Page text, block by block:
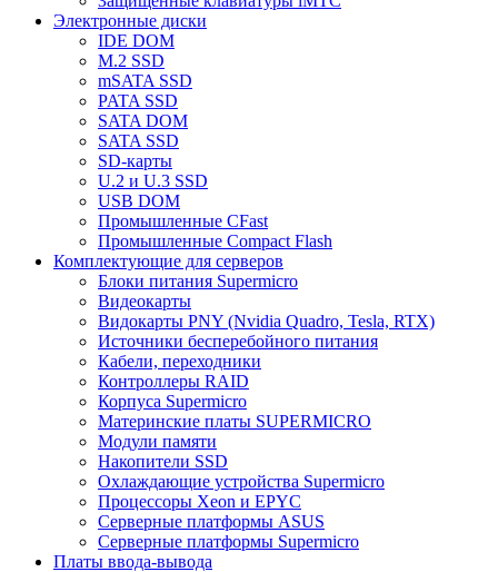
Электронные диски
IDE DOM
M.2 SSD
mSATA SSD
PATA SSD
SATA DOM
SATA SSD
SD-карты
U.2 и U.3 SSD
USB DOM
Промышленные CFast
Промышленные Compact Flash
Комплектующие для серверов
Блоки питания Supermicro
Видеокарты
Видокарты PNY (Nvidia Quadro, Tesla, RTX)
Источники бесперебойного питания
Кабели, переходники
Контроллеры RAID
Корпуса Supermicro
Материнские платы SUPERMICRO
Модули памяти
Накопители SSD
Охлаждающие устройства Supermicro
Процессоры Xeon и EPYC
Серверные платформы ASUS
Серверные платформы Supermicro
Платы ввода-вывода